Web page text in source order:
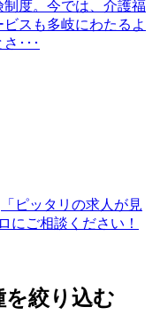
制度。今では、介護福
スも多岐にわたるよ
･･･
「ピッタリの求人が見
にご相談ください！
を絞り込む